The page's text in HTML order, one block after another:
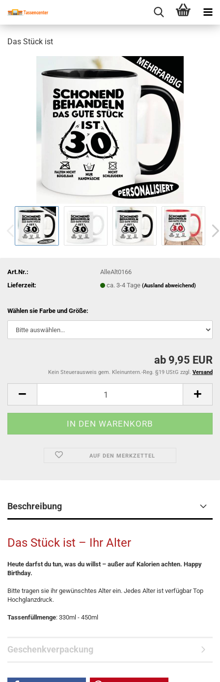
Das Stück ist
Art.Nr.:
AlleAlt0166
Lieferzeit:
ca. 3-4 Tage(Ausland abweichend)
Wählen sie Farbe und Größe:
ab 9,95 EUR
Kein Steuerausweis gem. Kleinuntern.-Reg. §19 UStG zzgl. Versand
AUF DEN MERKZETTEL
Beschreibung
Das Stück ist – Ihr Alter
Heute darfst du tun, was du willst – außer auf Kalorien achten. Happy
Birthday.
Bitte tragen sie ihr gewünschtes Alter ein. Jedes Alter ist verfügbar Top
Hochglanzdruck.
Tassenfüllmenge: 330ml - 450ml
Geschenkverpackung